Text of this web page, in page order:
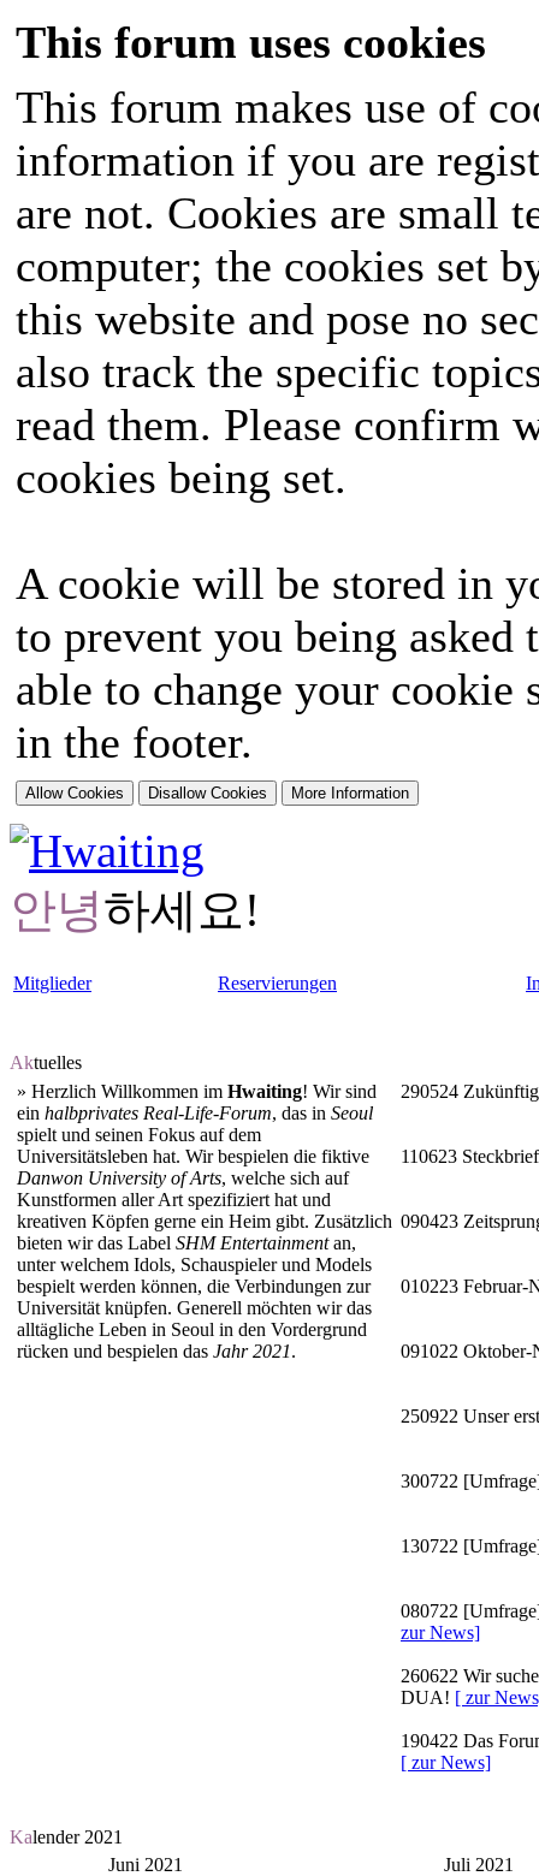
This forum uses cookies
This forum makes use of
information if you are
are not. Cookies are small
computer; the cookies set
this website and pose no
also track the specific
read them. Please confirm
cookies being set.
A cookie will be stored in
to prevent you being
able to change your
in the footer.
안녕하세요!
Mitglieder Reservierungen
Aktuelles
» Herzlich Willkommen im Hwaiting! Wir sind
ein halbprivates Real-Life-Forum, das in Seoul
spielt und seinen Fokus auf dem
Universitätsleben hat. Wir bespielen die fiktive
Danwon University of Arts, welche sich auf
Kunstformen aller Art spezifiziert hat und
kreativen Köpfen gerne ein Heim gibt. Zusätzlich
bieten wir das Label SHM Entertainmentan,
unter welchem Idols, Schauspieler und Models
bespielt werden können, die Verbindungen zur
Universität knüpfen. Generell möchten wir das
alltägliche Leben in Seoul in den Vordergrund
rücken und bespielen das Jahr 2021.
290524
110623
090423
010223 Februar-
091022
250922 Unser
300722
130722
080722
zur News]
260622 Wir
DUA! [ zur
190422 Das
[ zur News]
Kalender 2021
Juni 2021
Juli 2021